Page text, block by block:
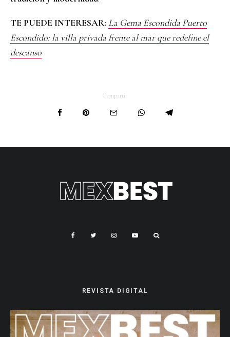
TE PUEDE INTERESAR: La Gema Escondida Puerto
Escondido: la villa privada frente al mar que redefine el
descanso
Compartir
REVISTA DIGITAL